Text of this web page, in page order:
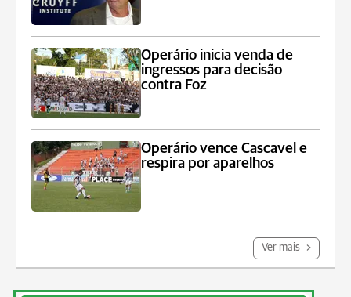
Operário inicia venda de
ingressos para decisão
contra Foz
Operário vence Cascavel e
respira por aparelhos
Ver mais